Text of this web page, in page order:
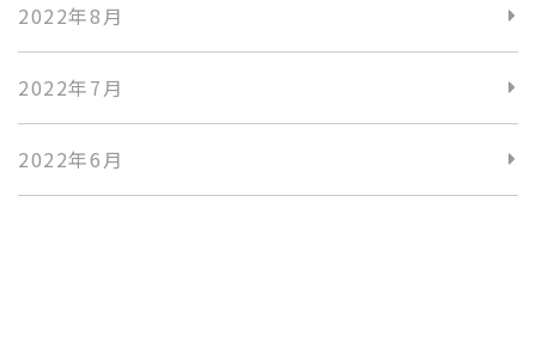
2022年8月
2022年7月
2022年6月